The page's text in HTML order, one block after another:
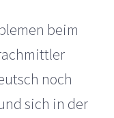
beim
noch
sich in der